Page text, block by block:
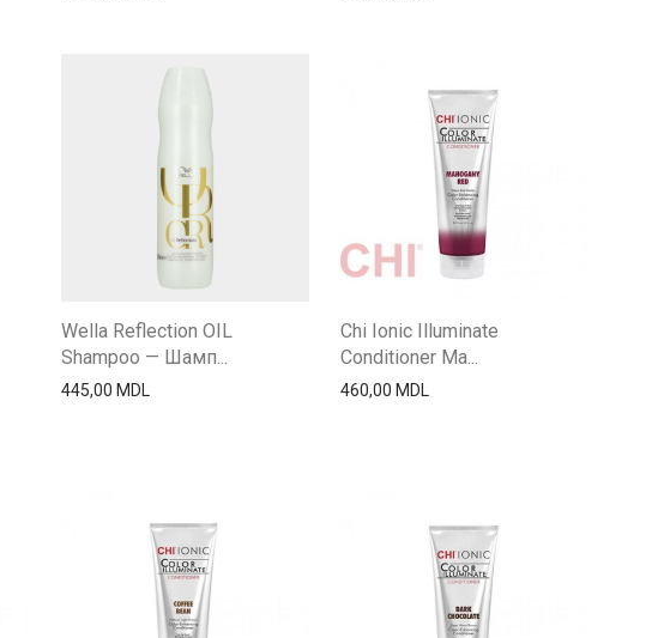
Wella Reflection OIL
Shampoo — Шамп...
445,00 MDL
Chi Ionic Illuminate
Conditioner Ma...
460,00 MDL